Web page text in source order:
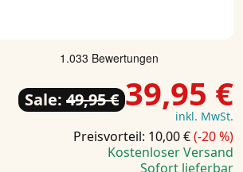
Sale: 49,95 € 39,95 €
inkl. MwSt.
Preisvorteil: 10,00 €(-20 %)
Kostenloser Versand
Sofort lieferbar